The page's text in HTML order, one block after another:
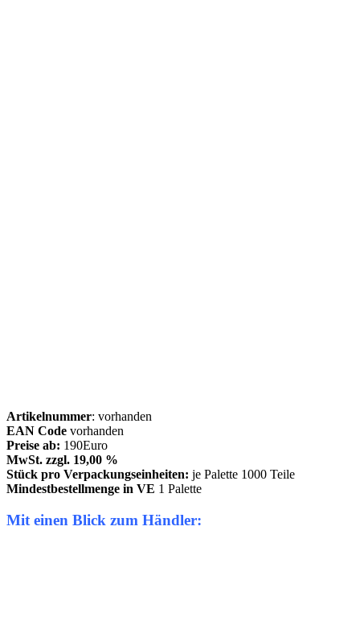
Artikelnummer: vorhanden
EAN Code vorhanden
Preise ab: 190Euro
MwSt. zzgl. 19,00 %
Stück pro Verpackungseinheiten: je Palette 1000 Teile
Mindestbestellmenge in VE 1 Palette
Mit einen Blick zum Händler: